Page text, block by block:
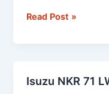
Bison,
Setahun
Read Post »
Isuzu NKR 71
Isuzu